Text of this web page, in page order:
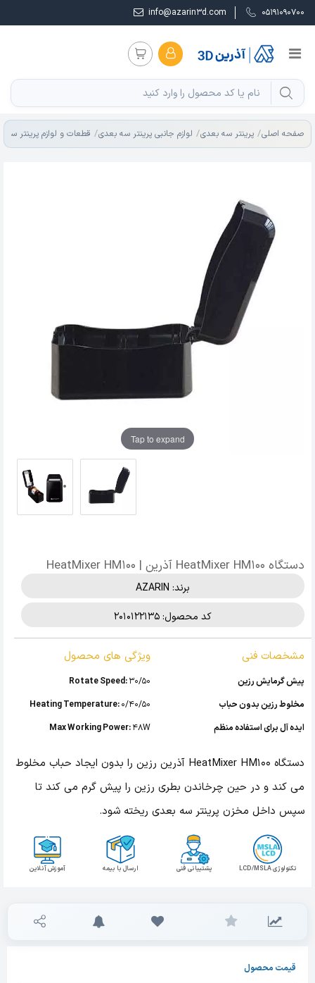
05191090700
info@azarin3d.com
صفحه اصلی پرینتر سه بعدی لوازم جانبی پرینتر سه بعدی قطعات و لوازم پرینتر سه
Tap to expand
دستگاه HeatMixer HM100 آذرین | HeatMixer HM100
برند: AZARIN
کد محصول: 2010122135
مشخصات فنی
پیش گرمایش رزین
مخلوط رزین بدون حباب
ایده آل برای استفاده منظم
ویژگی های محصول
Rotate Speed:30/50
Heating Temperature:0/40/50
Max Working Power:48W
دستگاه HeatMixer HM100 آذرین رزین را بدون ایجاد حباب مخلوط
می کند و در حین چرخاندن بطری رزین را پیش گرم می کند تا
سپس داخل مخزن پرینتر سه بعدی ریخته شود.
آموزش آنلاین ارسال با بیمه پشتیبانی فنی تکنولوژی LCD/MSLA
قیمت محصول